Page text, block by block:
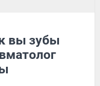
вы зубы